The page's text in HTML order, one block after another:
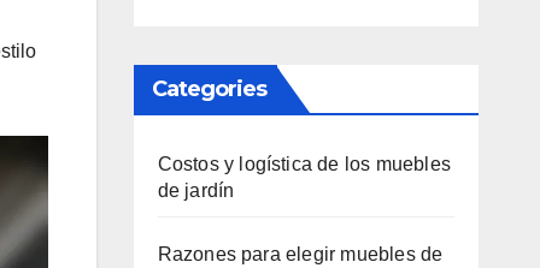
Categories
Costos y logística de los muebles
de jardín
Razones para elegir muebles de